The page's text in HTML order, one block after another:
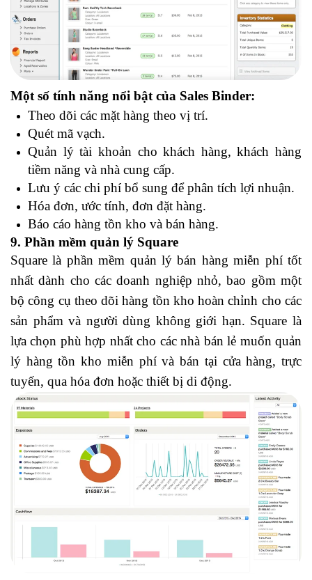
Một số tính năng nổi bật của Sales Binder:
Theo dõi các mặt hàng theo vị trí.
Quét mã vạch.
Quản lý tài khoản cho khách hàng, khách hàng
tiềm năng và nhà cung cấp.
Lưu ý các chi phí bổ sung để phân tích lợi nhuận.
Hóa đơn, ước tính, đơn đặt hàng.
Báo cáo hàng tồn kho và bán hàng.
9. Phần mềm quản lý Square
Square là phần mềm quản lý bán hàng miễn phí tốt
nhất dành cho các doanh nghiệp nhỏ, bao gồm một
bộ công cụ theo dõi hàng tồn kho hoàn chỉnh cho các
sản phẩm và người dùng không giới hạn. Square là
lựa chọn phù hợp nhất cho các nhà bán lẻ muốn quản
lý hàng tồn kho miễn phí và bán tại cửa hàng, trực
tuyến, qua hóa đơn hoặc thiết bị di động.